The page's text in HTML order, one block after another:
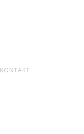
KONTAKT